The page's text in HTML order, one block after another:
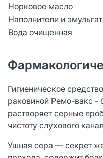
Норковое масло
Наполнители и
Вода очищенная
Гигиеническое
раковиной Ремо-вакс -
растворяет серные
чистоту слухового
Ушная сера — секрет